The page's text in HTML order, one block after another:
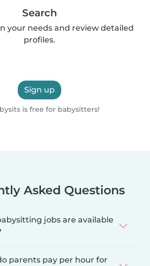
Search
your needs and review detailed
profiles.
Sign up
is free for babysitters!
Asked Questions
jobs are available
parents pay per hour for